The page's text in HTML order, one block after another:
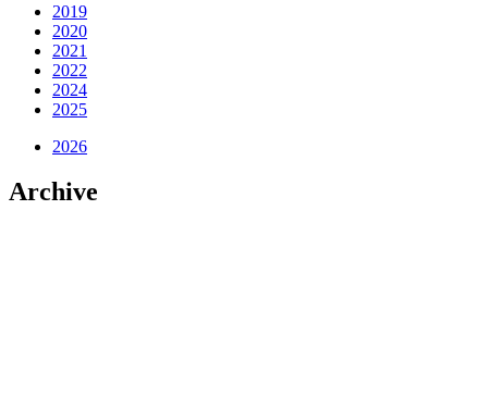
2019
2020
2021
2022
2024
2025
2026
Archive